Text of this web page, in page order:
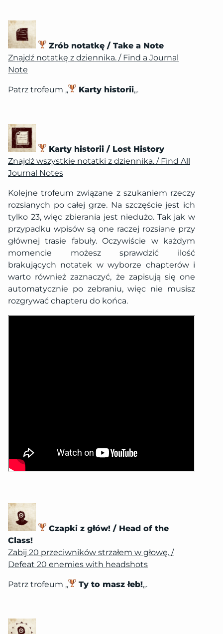
Zrób notatkę / Take a Note
Znajdź notatkę z dziennika. / Find a Journal
Note
Patrz trofeum „ Karty historii„.
Karty historii / Lost History
Znajdź wszystkie notatki z dziennika. / Find All
Journal Notes
Kolejne trofeum związane z szukaniem rzeczy
rozsianych po całej grze. Na szczęście jest ich
tylko 23, więc zbierania jest niedużo. Tak jak w
przypadku wpisów są one raczej rozsiane przy
głównej trasie fabuły. Oczywiście w każdym
momencie możesz sprawdzić ilość
brakujących notatek w wyborze chapterów i
warto również zaznaczyć, że zapisują się one
automatycznie po zebraniu, więc nie musisz
rozgrywać chapteru do końca.
Czapki z głów! / Head of the
Class!
Zabij 20 przeciwników strzałem w głowę. /
Defeat 20 enemies with headshots
Patrz trofeum „ Ty to masz łeb!„.